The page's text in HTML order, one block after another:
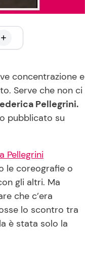
concentrazione e
Serve che non ci
Pellegrini.
pubblicato su
Pellegrini
le coreografie o
gli altri. Ma
che c’era
lo scontro tra
è stata solo la